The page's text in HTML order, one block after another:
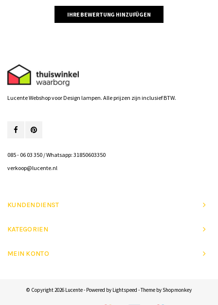
IHRE BEWERTUNG HINZUFÜGEN
Lucente Webshop voor Design lampen. Alle prijzen zijn inclusief BTW.
085 - 06 03 350 / Whatsapp: 31850603350
verkoop@lucente.nl
KUNDENDIENST
KATEGORIEN
MEIN KONTO
© Copyright 2026 Lucente - Powered by Lightspeed - Theme by Shopmonkey